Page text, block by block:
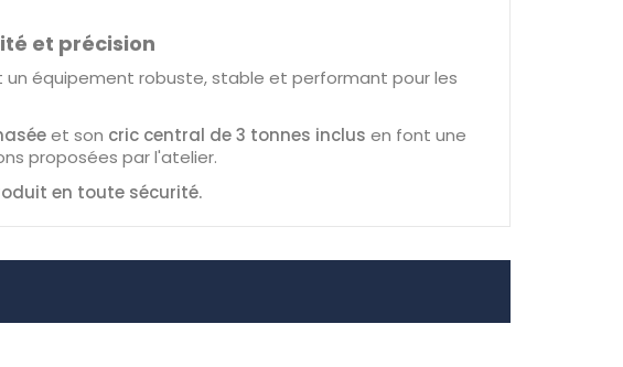
et précision
équipement robuste, stable et performant pour les
et son cric central de 3 tonnes inclus en font une
proposées par l'atelier.
en toute sécurité.